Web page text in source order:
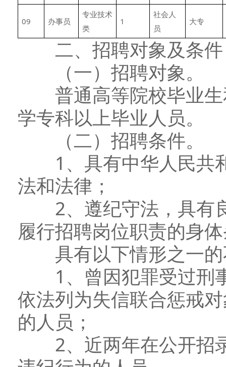
09 办事员
专业技术
类
1
社会人
员
大专
二、招聘对象及条件
（一）招聘对象。
普通高等院校毕业生
学专科以上毕业人员。
（二）招聘条件。
1、具有中华人民共
法和法律；
2、遵纪守法，具有
履行招聘岗位职责的身
具有以下情形之一的
1、曾因犯罪受过刑
依法列为失信联合惩戒
的人员；
2、近两年在公开招